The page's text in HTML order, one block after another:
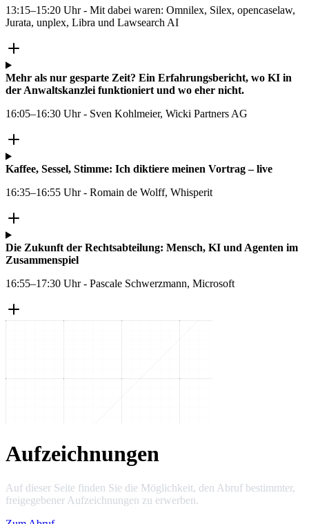
13:15–15:20 Uhr - Mit dabei waren: Omnilex, Silex, opencaselaw,
Jurata, unplex, Libra und Lawsearch AI
Mehr als nur gesparte Zeit? Ein Erfahrungsbericht, wo KI in
der Anwaltskanzlei funktioniert und wo eher nicht.
16:05–16:30 Uhr - Sven Kohlmeier, Wicki Partners AG
Kaffee, Sessel, Stimme: Ich diktiere meinen Vortrag – live
16:35–16:55 Uhr - Romain de Wolff, Whisperit
Die Zukunft der Rechtsabteilung: Mensch, KI und Agenten im
Zusammenspiel
16:55–17:30 Uhr - Pascale Schwerzmann, Microsoft
Aufzeichnungen
Auf dieser Seite finden Sie die Möglichkeit, den Abruf bestimmter,
freigegebener Aufzeichnungen zu erwerben.